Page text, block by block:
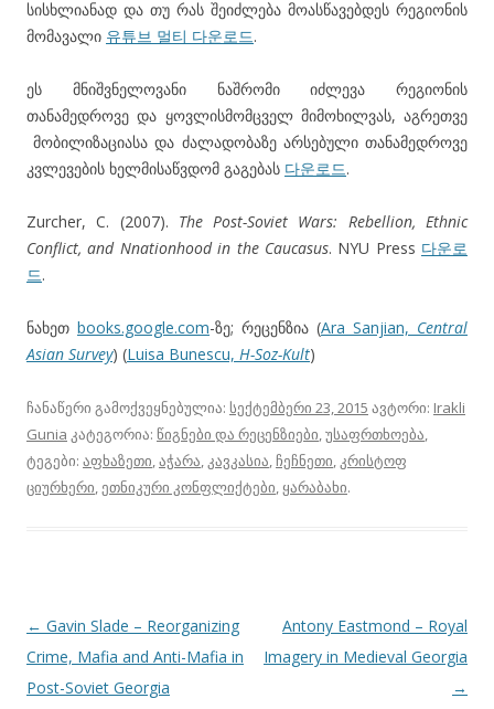
სისხლიანად და თუ რას შეიძლება მოასწავებდეს რეგიონის
მომავალი 유튜브 멀티 다운로드.
ეს მნიშვნელოვანი ნაშრომი იძლევა რეგიონის
თანამედროვე და ყოვლისმომცველ მიმოხილვას, აგრეთვე
მობილიზაციასა და ძალადობაზე არსებული თანამედროვე
კვლევების ხელმისაწვდომ გაგებას 다운로드.
Zurcher, C. (2007). The Post-Soviet Wars: Rebellion, Ethnic
Conflict, and Nnationhood in the Caucasus. NYU Press 다운로
드.
ნახეთ books.google.com-ზე; რეცენზია (Ara Sanjian, Central
Asian Survey) (Luisa Bunescu, H-Soz-Kult)
ჩანაწერი გამოქვეყნებულია: სექტემბერი 23, 2015 ავტორი: Irakli
Gunia კატეგორია: წიგნები და რეცენზიები,უსაფრთხოება,
ტეგები: აფხაზეთი,აჭარა,კავკასია,ჩეჩნეთი,კრისტოფ
ციურხერი,ეთნიკური კონფლიქტები, ყარაბახი.
პოსტის
ნავიგაცია
← Gavin Slade – Reorganizing
Crime, Mafia and Anti-Mafia in
Post-Soviet Georgia
Antony Eastmond – Royal
Imagery in Medieval Georgia
→